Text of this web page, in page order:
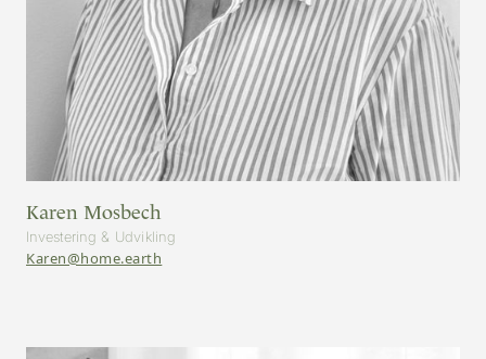
Karen Mosbech
Investering & Udvikling
Karen@home.earth